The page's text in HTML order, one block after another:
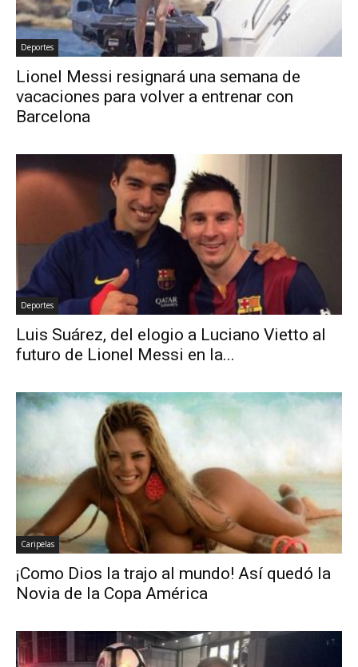
Deportes
Lionel Messi resignará una semana de
vacaciones para volver a entrenar con
Barcelona
Deportes
Luis Suárez, del elogio a Luciano Vietto al
futuro de Lionel Messi en la...
Caripelas
¡Como Dios la trajo al mundo! Así quedó la
Novia de la Copa América